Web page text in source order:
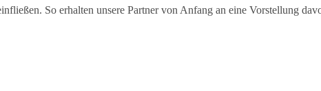
So erhalten unsere Partner von Anfang an eine Vorstellung